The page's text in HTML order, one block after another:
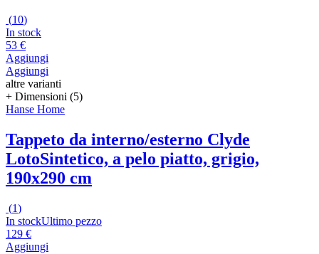
(10)
In stock
53 €
Aggiungi
Aggiungi
altre varianti
+ Dimensioni (5)
Hanse Home
Tappeto da interno/esterno Clyde
LotoSintetico, a pelo piatto, grigio,
190x290 cm
(1)
In stockUltimo pezzo
129 €
Aggiungi